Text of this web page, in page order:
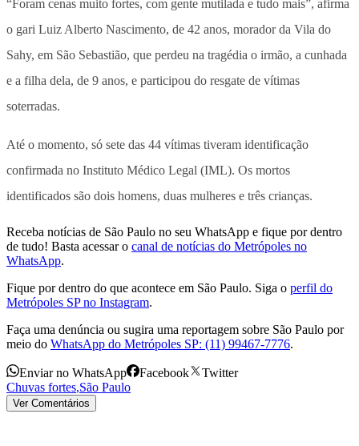
“Foram cenas muito fortes, com gente mutilada e tudo mais”, afirma
o gari Luiz Alberto Nascimento, de 42 anos, morador da Vila do
Sahy, em São Sebastião, que perdeu na tragédia o irmão, a cunhada
e a filha dela, de 9 anos, e participou do resgate de vítimas
soterradas.
Até o momento, só sete das 44 vítimas tiveram identificação
confirmada no Instituto Médico Legal (IML). Os mortos
identificados são dois homens, duas mulheres e três crianças.
Receba notícias de São Paulo no seu WhatsApp e fique por dentro
de tudo! Basta acessar o canal de notícias do Metrópoles no
WhatsApp.
Fique por dentro do que acontece em São Paulo. Siga o perfil do
Metrópoles SP no Instagram.
Faça uma denúncia ou sugira uma reportagem sobre São Paulo por
meio do WhatsApp do Metrópoles SP: (11) 99467-7776.
Enviar no WhatsApp Facebook
Twitter
Chuvas fortes,São Paulo
Ver Comentários